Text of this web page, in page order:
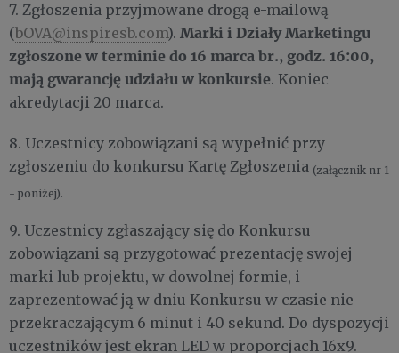
7. Zgłoszenia przyjmowane drogą e-mailową
(bOVA@inspiresb.com). Marki i Działy Marketingu
zgłoszone w terminie do 16 marca br., godz. 16:00,
mają gwarancję udziału w konkursie. Koniec
akredytacji 20 marca.
8. Uczestnicy zobowiązani są wypełnić przy
zgłoszeniu do konkursu Kartę Zgłoszenia (załącznik nr 1
- poniżej).
9. Uczestnicy zgłaszający się do Konkursu
zobowiązani są przygotować prezentację swojej
marki lub projektu, w dowolnej formie, i
zaprezentować ją w dniu Konkursu w czasie nie
przekraczającym 6 minut i 40 sekund. Do dyspozycji
uczestników jest ekran LED w proporcjach 16x9.